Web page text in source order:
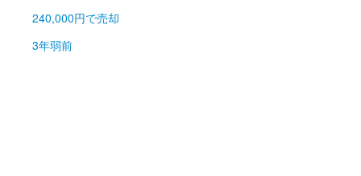
240,000円で売却
3年弱前